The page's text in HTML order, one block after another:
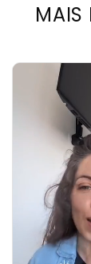
MAIS